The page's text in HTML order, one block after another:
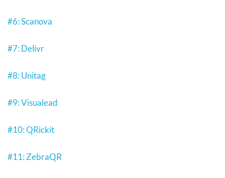
#6: Scanova
#7: Delivr
#8: Unitag
#9: Visualead
#10: QRickit
#11: ZebraQR